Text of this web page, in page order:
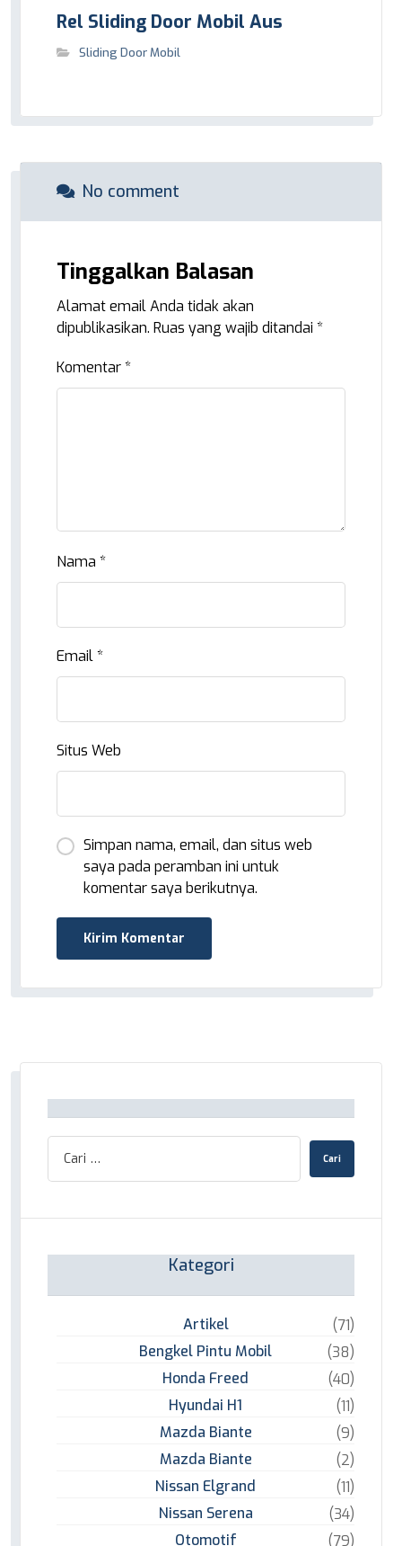
Rel Sliding Door Mobil Aus
Sliding Door Mobil
No comment
Tinggalkan Balasan
Alamat email Anda tidak akan
dipublikasikan. Ruas yang wajib ditandai*
Komentar*
Nama*
Email*
Situs Web
Simpan nama, email, dan situs web
saya pada peramban ini untuk
komentar saya berikutnya.
Kategori
Artikel
(71)
Bengkel Pintu Mobil
(38)
Honda Freed
(40)
Hyundai H1
(11)
Mazda Biante
(9)
Mazda Biante
(2)
Nissan Elgrand
(11)
Nissan Serena
(34)
Otomotif
(79)